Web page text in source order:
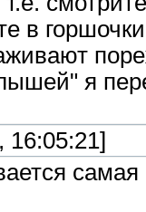
в
я
16:05:21]
самая